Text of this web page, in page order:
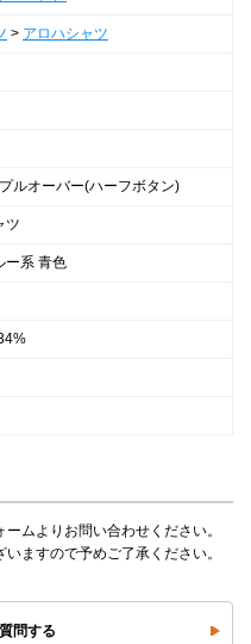
> アロハシャツ
ルオーバー(ハーフボタン)
ツ
ー系 青色
ムよりお問い合わせください。
ますので予めご了承ください。
問する